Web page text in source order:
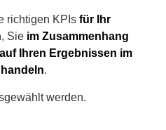
richtigen KPIs für Ihr
, Sie im Zusammenhang
auf Ihren Ergebnissen im
.
werden.